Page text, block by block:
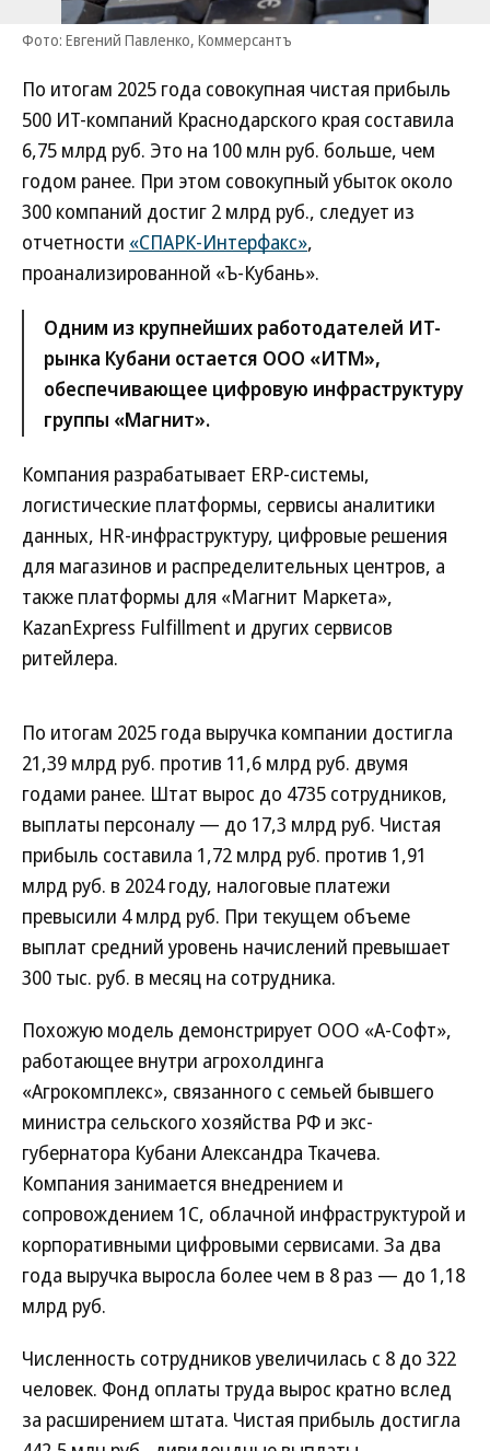
Фото: Евгений Павленко, Коммерсантъ
По итогам 2025 года совокупная чистая прибыль
500 ИТ-компаний Краснодарского края составила
6,75 млрд руб. Это на 100 млн руб. больше, чем
годом ранее. При этом совокупный убыток около
300 компаний достиг 2 млрд руб., следует из
отчетности «СПАРК-Интерфакс»,
проанализированной «Ъ-Кубань».
Одним из крупнейших работодателей ИТ-
рынка Кубани остается ООО «ИТМ»,
обеспечивающее цифровую инфраструктуру
группы «Магнит».
Компания разрабатывает ERP-системы,
логистические платформы, сервисы аналитики
данных, HR-инфраструктуру, цифровые решения
для магазинов и распределительных центров, а
также платформы для «Магнит Маркета»,
KazanExpress Fulfillment и других сервисов
ритейлера.
По итогам 2025 года выручка компании достигла
21,39 млрд руб. против 11,6 млрд руб. двумя
годами ранее. Штат вырос до 4735 сотрудников,
выплаты персоналу — до 17,3 млрд руб. Чистая
прибыль составила 1,72 млрд руб. против 1,91
млрд руб. в 2024 году, налоговые платежи
превысили 4 млрд руб. При текущем объеме
выплат средний уровень начислений превышает
300 тыс. руб. в месяц на сотрудника.
Похожую модель демонстрирует ООО «А-Софт»,
работающее внутри агрохолдинга
«Агрокомплекс», связанного с семьей бывшего
министра сельского хозяйства РФ и экс-
губернатора Кубани Александра Ткачева.
Компания занимается внедрением и
сопровождением 1С, облачной инфраструктурой и
корпоративными цифровыми сервисами. За два
года выручка выросла более чем в 8 раз — до 1,18
млрд руб.
Численность сотрудников увеличилась с 8 до 322
человек. Фонд оплаты труда вырос кратно вслед
за расширением штата. Чистая прибыль достигла